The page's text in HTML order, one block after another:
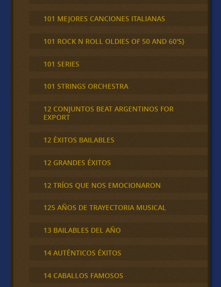
101 MEJORES CANCIONES ITALIANAS
101 ROCK N ROLL OLDIES OF 50 AND 60'S}
101 SERIES
101 STRINGS ORCHESTRA
12 CONJUNTOS BEAT ARGENTINOS FOR
EXPORT
12 ÉXITOS BAILABLES
12 GRANDES ÉXITOS
12 TRÍOS QUE NOS EMOCIONARON
125 AÑOS DE TRAYECTORIA MUSICAL
13 BAILABLES DEL AÑO
14 AUTÉNTICOS ÉXITOS
14 CABALLOS FAMOSOS